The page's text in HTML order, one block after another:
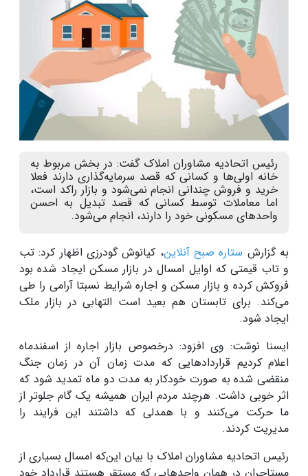
رئیس اتحادیه مشاوران املاک گفت: در بخش مربوط به
خانه اولی‌ها و کسانی که قصد سرمایه‌گذاری دارند فعلا
خرید و فروش چندانی انجام نمی‌شود و بازار راکد است،
اما معاملات توسط کسانی که قصد تبدیل به احسن
واحدهای مسکونی خود را دارند، انجام می‌شود.
به گزارش ستاره صبح آنلاین، کیانوش گودرزی اظهار کرد: تب
و تاب قیمتی که اوایل امسال در بازار مسکن ایجاد شده بود
فروکش کرده و بازار مسکن و اجاره شرایط نسبتا آرامی را طی
می‌کند. برای تابستان هم بعید است التهابی در بازار ملک
ایجاد شود.
ایسنا نوشت: وی افزود: درخصوص بازار اجاره از اسفندماه
اعلام کردیم قراردادهایی که مدت زمان آن در زمان جنگ
منقضی شده به صورت خودکار به مدت دو ماه تمدید شود که
اثر خوبی داشت. هرچند مردم ایران همیشه یک گام جلوتر از
ما حرکت می‌کنند و با همدلی که داشتند این فرایند را
مدیریت کردند.
رئیس اتحادیه مشاوران املاک با بیان این‌که امسال بسیاری از